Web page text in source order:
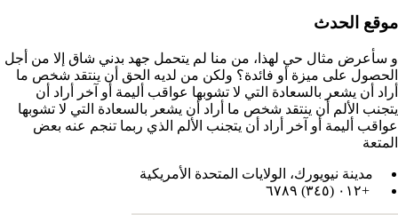
موقع الحدث
و سأعرض مثال حي لهذا، من منا لم يتحمل جهد بدني شاق إلا من أجل
الحصول على ميزة أو فائدة؟ ولكن من لديه الحق أن ينتقد شخص ما
أراد أن يشعر بالسعادة التي لا تشوبها عواقب أليمة أو آخر أراد أن
يتجنب الألم أن ينتقد شخص ما أراد أن يشعر بالسعادة التي لا تشوبها
عواقب أليمة أو آخر أراد أن يتجنب الألم الذي ربما تنجم عنه بعض
المتعة
مدينة نيويورك، الولايات المتحدة الأمريكية
+٠١٢ (٣٤٥) ٦٧٨٩